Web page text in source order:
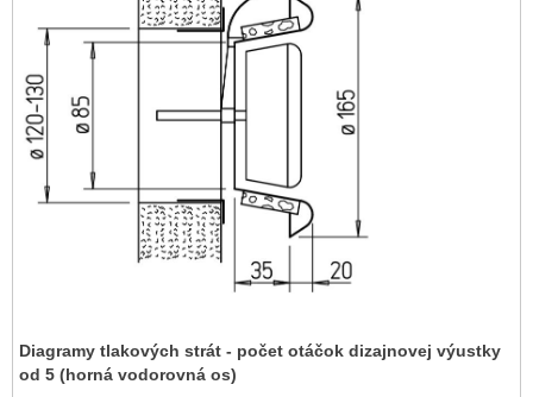
Diagramy tlakových strát - počet otáčok dizajnovej výustky
od 5 (horná vodorovná os)